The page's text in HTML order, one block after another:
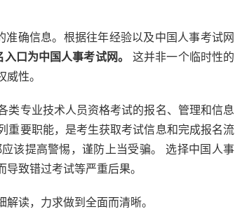
确信息。根据往年经验以及中国人事考试网
口为中国人事考试网。
这并非一个临时性的
性。
类专业技术人员资格考试的报名、管理和信息
重要职能，是考生获取考试信息和完成报名流
该提高警惕，谨防上当受骗。 选择中国人事
致错过考试等严重后果。
读，力求做到全面而清晰。